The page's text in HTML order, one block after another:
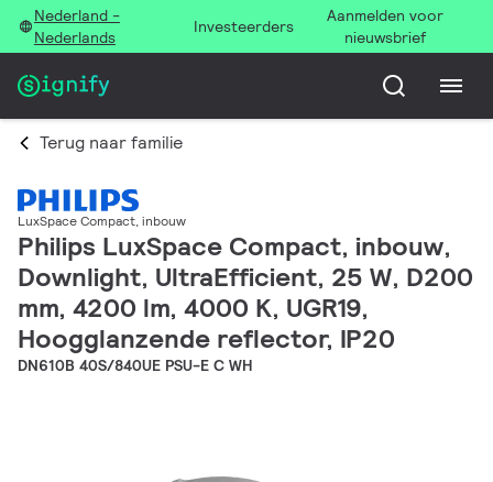
Nederland -
Nederlands
Investeerders
Aanmelden voor
nieuwsbrief
Terug naar familie
LuxSpace Compact, inbouw
Philips LuxSpace Compact, inbouw,
Downlight, UltraEfficient, 25 W, D200
mm, 4200 lm, 4000 K, UGR19,
Hoogglanzende reflector, IP20
DN610B 40S/840UE PSU-E C WH